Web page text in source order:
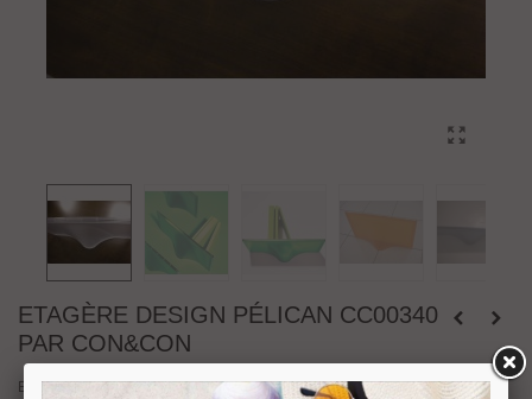
ETAGÈRE DESIGN PÉLICAN CC00340
PAR CON&CON
Etagère design série Pélican CC00340 par Con&Con en polycarbonate